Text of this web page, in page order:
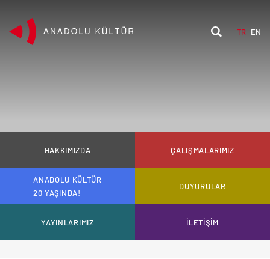
TR EN
HAKKIMIZDA ÇALIŞMALARIMIZ
ANADOLU KÜLTÜR
20 YAŞINDA!
DUYURULAR
YAYINLARIMIZ İLETİŞİM